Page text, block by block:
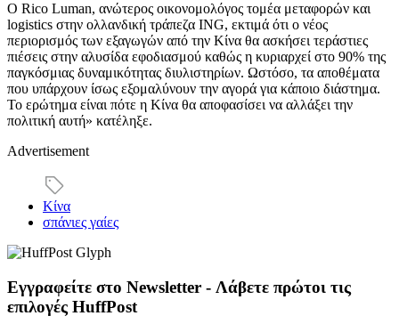
Ο Rico Luman, ανώτερος οικονομολόγος τομέα μεταφορών και
logistics στην ολλανδική τράπεζα ING, εκτιμά ότι ο νέος
περιορισμός των εξαγωγών από την Κίνα θα ασκήσει τεράστιες
πιέσεις στην αλυσίδα εφοδιασμού καθώς η κυριαρχεί στο 90% της
παγκόσμιας δυναμικότητας διυλιστηρίων. Ωστόσο, τα αποθέματα
που υπάρχουν ίσως εξομαλύνουν την αγορά για κάποιο διάστημα.
Το ερώτημα είναι πότε η Κίνα θα αποφασίσει να αλλάξει την
πολιτική αυτή» κατέληξε.
Advertisement
Κίνα
σπάνιες γαίες
Εγγραφείτε στο Newsletter - Λάβετε πρώτοι τις
επιλογές HuffPost